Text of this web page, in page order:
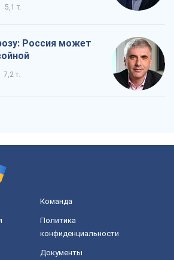
5,1 т.
Россия может
7,2 т.
Команда
Политика
конфиденциальности
Документы